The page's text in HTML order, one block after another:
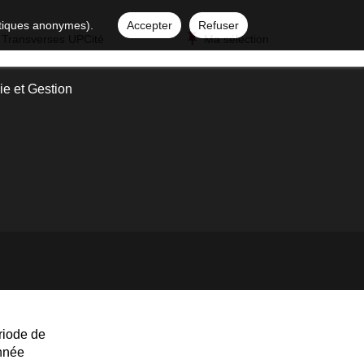
anonymes). Accepter
Refuser
Ma sélection
et Gestion
de